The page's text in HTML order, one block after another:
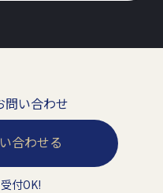
問い合わせ
合わせる
付OK!